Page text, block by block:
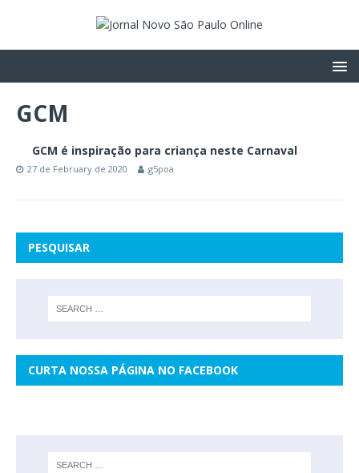
GCM
GCM é inspiração para criança neste Carnaval
27 de February de 2020 g5poa
PESQUISAR
CURTA NOSSA PÁGINA NO FACEBOOK